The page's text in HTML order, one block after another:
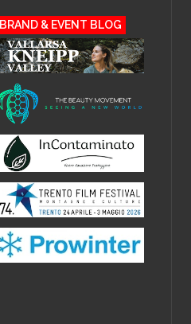
BRAND & EVENT BLOG